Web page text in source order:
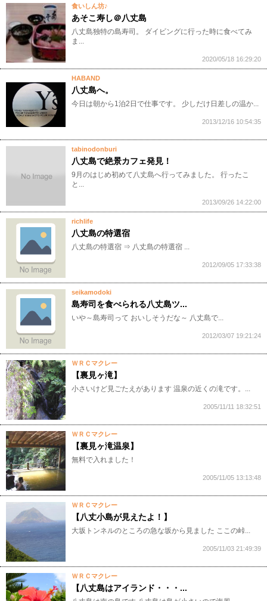
食いしん坊♪
あそこ寿し＠八丈島
八丈島独特の島寿司。 ダイビングに行った時に食べてみ
ま...
2020/05/18 16:29:20
HABAND
八丈島へ。
今日は朝から1泊2日で仕事です。 少しだけ日差しの温か...
2013/12/16 10:54:35
tabinodonburi
八丈島で絶景カフェ発見！
9月のはじめ初めて八丈島へ行ってみました。 行ったこ
と...
2013/09/26 14:22:00
richlife
八丈島の特選宿
八丈島の特選宿 ⇒ 八丈島の特選宿 ...
2012/09/05 17:33:38
seikamodoki
島寿司を食べられる八丈島ツ...
いや～島寿司って おいしそうだな～ 八丈島で...
2012/03/07 19:21:24
ＷＲＣマクレー
【裏見ヶ滝】
小さいけど見ごたえがあります 温泉の近くの滝です。...
2005/11/11 18:32:51
ＷＲＣマクレー
【裏見ヶ滝温泉】
無料で入れました！
2005/11/05 13:13:48
ＷＲＣマクレー
【八丈小島が見えたよ！】
大坂トンネルのところの急な坂から見ました ここの峠...
2005/11/03 21:49:39
ＷＲＣマクレー
【八丈島はアイランド・・・...